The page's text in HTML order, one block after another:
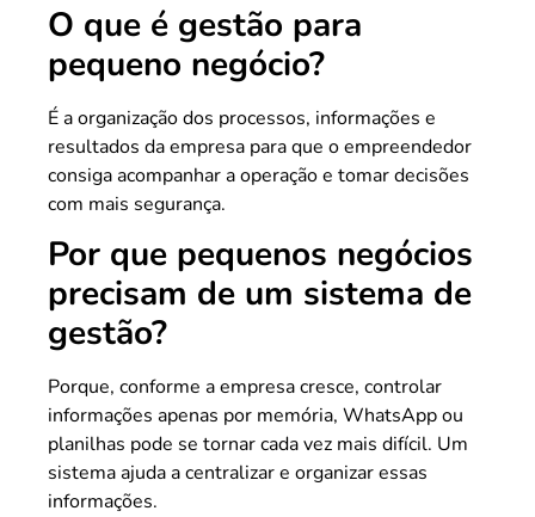
O que é gestão para
pequeno negócio?
É a organização dos processos, informações e
resultados da empresa para que o empreendedor
consiga acompanhar a operação e tomar decisões
com mais segurança.
Por que pequenos negócios
precisam de um sistema de
gestão?
Porque, conforme a empresa cresce, controlar
informações apenas por memória, WhatsApp ou
planilhas pode se tornar cada vez mais difícil. Um
sistema ajuda a centralizar e organizar essas
informações.